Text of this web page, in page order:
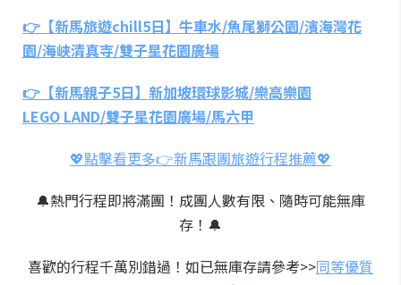
👉【新馬旅遊chill5日】牛車水/魚尾獅公園/濱海灣花
園/海峽清真寺/雙子星花園廣場
👉【新馬親子5日】新加坡環球影城/樂高樂園
LEGO LAND/雙子星花園廣場/馬六甲
💖點擊看更多👉新馬跟團旅遊行程推薦💖
🔔熱門行程即將滿團！成團人數有限、隨時可能無庫
存！🔔
喜歡的行程千萬別錯過！如已無庫存請參考>>同等優質